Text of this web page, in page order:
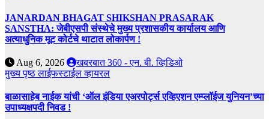
JANARDAN BHAGAT SHIKSHAN PRASARAK
SANSTHA: जेबीएसपी संस्थेचे मुख्य प्रशासकीय कार्यालय आणि
अत्याधुनिक मूट कोर्टचे थाटात लोकार्पण !
Aug 6, 2026
खबरबात 360 - एन. बी. व्हिडिओ
मुख्य पृष्ठलाईफस्टाईलव्हायरल
बाळासाहेब नाईक यांची ‘ऑल इंडिया एअरपोर्ट्स एव्हिएशन एम्प्लॉईज युनियन’च्या
उपाध्यक्षपदी निवड !